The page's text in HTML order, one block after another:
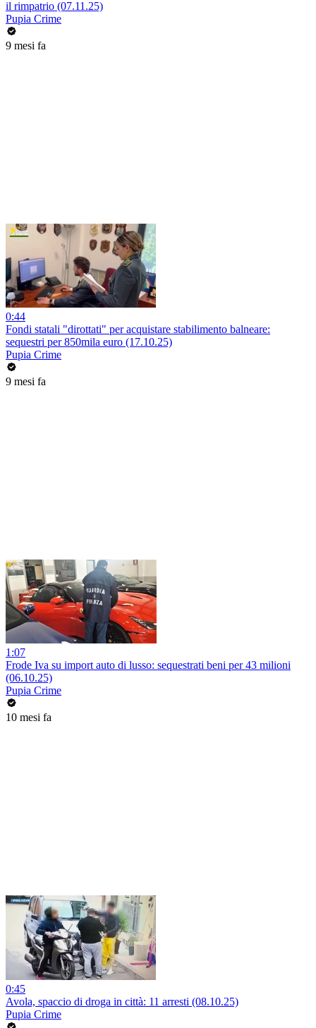
il rimpatrio (07.11.25)
Pupia Crime
9 mesi fa
0:44
Fondi statali "dirottati" per acquistare stabilimento balneare:
sequestri per 850mila euro (17.10.25)
Pupia Crime
9 mesi fa
1:07
Frode Iva su import auto di lusso: sequestrati beni per 43 milioni
(06.10.25)
Pupia Crime
10 mesi fa
0:45
Avola, spaccio di droga in città: 11 arresti (08.10.25)
Pupia Crime